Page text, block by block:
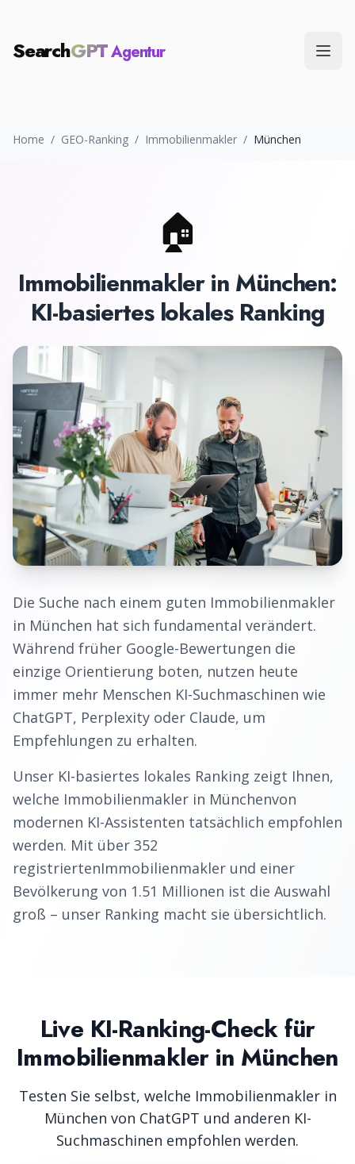
SearchGPTAgentur
Home / GEO-Ranking / Immobilienmakler / München
🏠
Immobilienmaklerin München:
KI-basiertes lokales Ranking
Die Suche nach einem guten Immobilienmakler
in München hat sich fundamental verändert.
Während früher Google-Bewertungen die
einzige Orientierung boten, nutzen heute
immer mehr Menschen KI-Suchmaschinen wie
ChatGPT, Perplexity oder Claude, um
Empfehlungen zu erhalten.
Unser KI-basiertes lokales Ranking zeigt Ihnen,
welche Immobilienmakler in Münchenvon
modernen KI-Assistenten tatsächlich empfohlen
werden. Mit über 352
registriertenImmobilienmakler und einer
Bevölkerung von 1.51 Millionen ist die Auswahl
groß – unser Ranking macht sie übersichtlich.
Live KI-Ranking-Check für
Immobilienmaklerin München
Testen Sie selbst, welche Immobilienmaklerin
München von ChatGPT und anderen KI-
Suchmaschinen empfohlen werden.